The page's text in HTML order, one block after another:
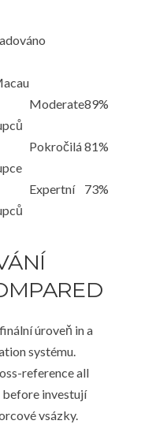
Moderate89%
Pokročilá81%
Expertní 73%
úroveň in a
systému.
reference all
investují
vsázky.